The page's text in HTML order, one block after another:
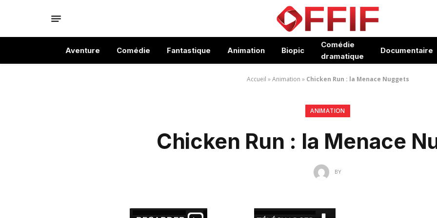
Aventure Comédie Fantastique Animation Biopic
Comédie
dramatique
Documentaire
Accueil »Animation » Chicken Run : la Menace Nuggets
ANIMATION
Chicken Run : la Menace
BY